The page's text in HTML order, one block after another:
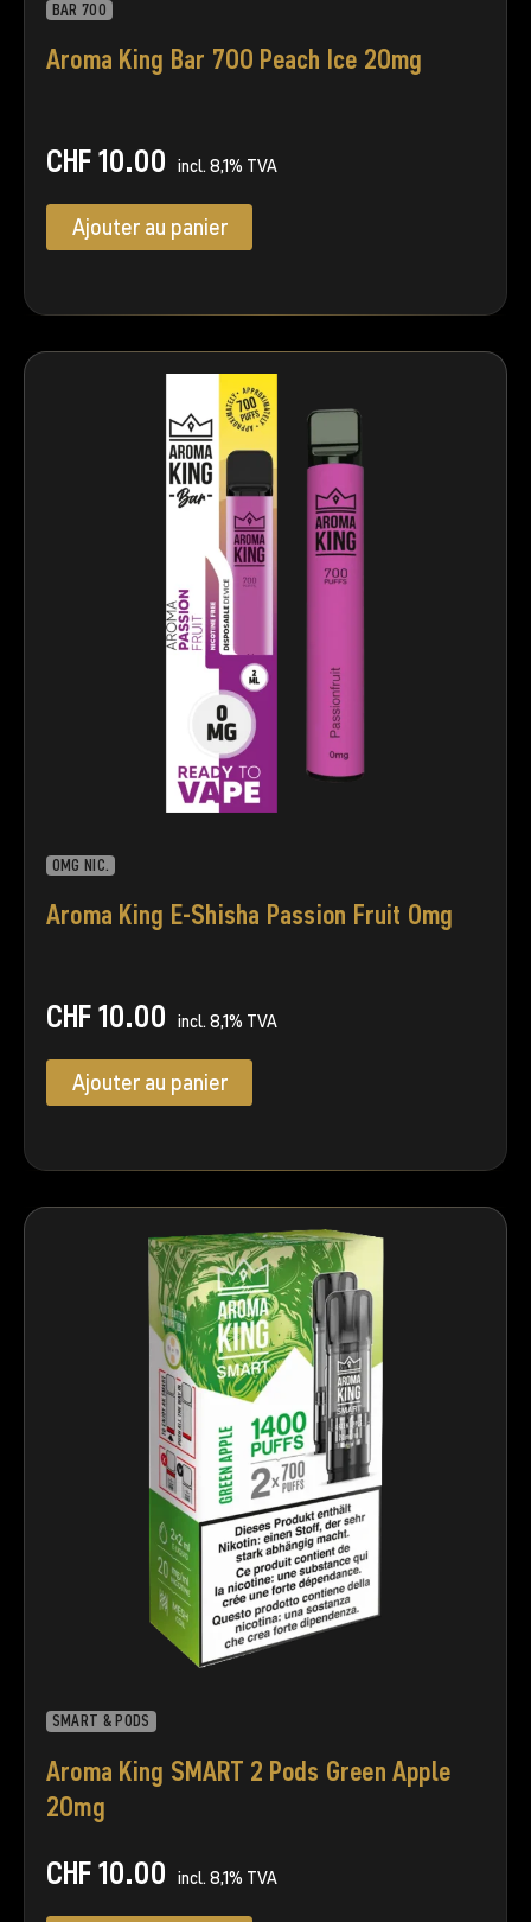
BAR 700
Aroma King Bar 700 Peach Ice 20mg
CHF10.00 incl. 8,1% TVA
Ajouter au panier
0MG NIC.
Aroma King E-Shisha Passion Fruit 0mg
CHF10.00 incl. 8,1% TVA
Ajouter au panier
SMART & PODS
Aroma King SMART 2 Pods Green Apple
20mg
CHF10.00 incl. 8,1% TVA